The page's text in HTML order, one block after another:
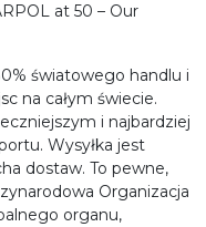
at 50 – Our
światowego handlu i
na całym świecie.
i najbardziej
Wysyłka jest
dostaw. To pewne,
Organizacja
organu,